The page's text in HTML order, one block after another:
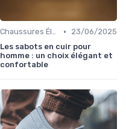
Chaussures Élégantes et de Cérémonie •
23/06/2025
Les sabots en cuir pour
homme : un choix élégant et
confortable